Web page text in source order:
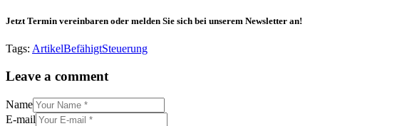
Jetzt Termin vereinbaren oder melden Sie sich bei unserem Newsletter an!
Tags: ArtikelBefähigtSteuerung
Leave a comment
Name
E-mail